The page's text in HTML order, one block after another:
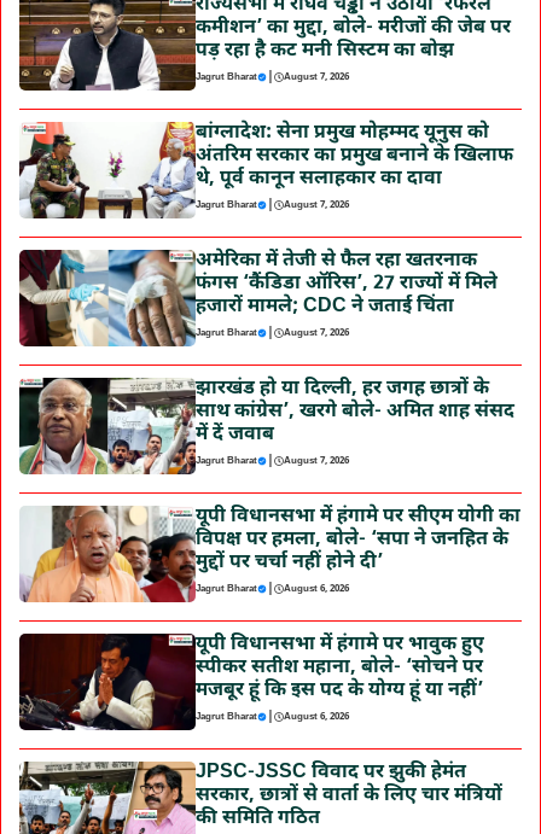
राज्यसभा में राघव चड्ढा ने उठाया ‘रेफरल
कमीशन’ का मुद्दा, बोले- मरीजों की जेब पर
पड़ रहा है कट मनी सिस्टम का बोझ
Jagrut Bharat | August 7, 2026
बांग्लादेश: सेना प्रमुख मोहम्मद यूनुस को
अंतरिम सरकार का प्रमुख बनाने के खिलाफ
थे, पूर्व कानून सलाहकार का दावा
Jagrut Bharat | August 7, 2026
अमेरिका में तेजी से फैल रहा खतरनाक
फंगस ‘कैंडिडा ऑरिस’, 27 राज्यों में मिले
हजारों मामले; CDC ने जताई चिंता
Jagrut Bharat | August 7, 2026
झारखंड हो या दिल्ली, हर जगह छात्रों के
साथ कांग्रेस’, खरगे बोले- अमित शाह संसद
में दें जवाब
Jagrut Bharat | August 7, 2026
यूपी विधानसभा में हंगामे पर सीएम योगी का
विपक्ष पर हमला, बोले- ‘सपा ने जनहित के
मुद्दों पर चर्चा नहीं होने दी’
Jagrut Bharat | August 6, 2026
यूपी विधानसभा में हंगामे पर भावुक हुए
स्पीकर सतीश महाना, बोले- ‘सोचने पर
मजबूर हूं कि इस पद के योग्य हूं या नहीं’
Jagrut Bharat | August 6, 2026
JPSC-JSSC विवाद पर झुकी हेमंत
सरकार, छात्रों से वार्ता के लिए चार मंत्रियों
की समिति गठित